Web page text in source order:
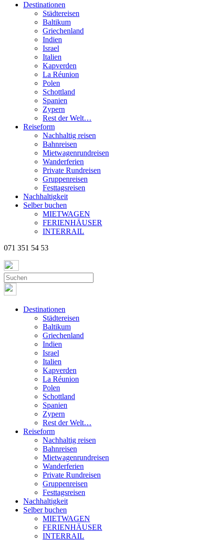
Destinationen
Städtereisen
Baltikum
Griechenland
Indien
Israel
Italien
Kapverden
La Réunion
Polen
Schottland
Spanien
Zypern
Rest der Welt…
Reiseform
Nachhaltig reisen
Bahnreisen
Mietwagenrundreisen
Wanderferien
Private Rundreisen
Gruppenreisen
Festtagsreisen
Nachhaltigkeit
Selber buchen
MIETWAGEN
FERIENHÄUSER
INTERRAIL
071 351 54 53
Destinationen
Städtereisen
Baltikum
Griechenland
Indien
Israel
Italien
Kapverden
La Réunion
Polen
Schottland
Spanien
Zypern
Rest der Welt…
Reiseform
Nachhaltig reisen
Bahnreisen
Mietwagenrundreisen
Wanderferien
Private Rundreisen
Gruppenreisen
Festtagsreisen
Nachhaltigkeit
Selber buchen
MIETWAGEN
FERIENHÄUSER
INTERRAIL